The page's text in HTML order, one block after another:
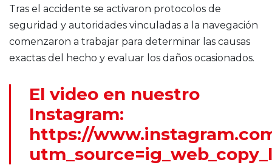
Tras el accidente se activaron protocolos de
seguridad y autoridades vinculadas a la navegación
comenzaron a trabajar para determinar las causas
exactas del hecho y evaluar los daños ocasionados.
El video en nuestro
Instagram:
https://